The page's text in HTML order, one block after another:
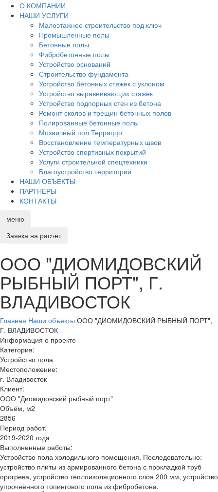
О КОМПАНИИ
НАШИ УСЛУГИ
Малоэтажное строительство под ключ
Промышленные полы
Бетонные полы
Фибробетонные полы
Устройство оснований
Строительство фундамента
Устройство бетонных стяжек с уклоном
Устройство выравнивающих стяжек
Устройство подпорных стен из бетона
Ремонт сколов и трещин бетонных полов
Полированные бетонные полы
Мозаичный пол Терраццо
Восстановление температурных швов
Устройство спортивных покрытий
Услуги строительной спецтехники
Благоустройство территории
НАШИ ОБЪЕКТЫ
ПАРТНЕРЫ
КОНТАКТЫ
меню
Заявка на расчёт
ООО "ДИОМИДОВСКИЙ
РЫБНЫЙ ПОРТ", Г.
ВЛАДИВОСТОК
Главная Наши объекты ООО "ДИОМИДОВСКИЙ РЫБНЫЙ ПОРТ",
Г. ВЛАДИВОСТОК
Информация о проекте
Категория:
Устройство пола
Местоположение:
г. Владивосток
Клиент:
ООО "Диомидовский рыбный порт"
Объём, м2
2856
Период работ:
2019-2020 года
Выполненные работы:
Устройство пола холодильного помещения. Последовательно:
устройство плиты из армированного бетона с прокладкой труб
прогрева, устройство теплоизоляционного слоя 200 мм, устройство
упрочнённого топингового пола из фибробетона.